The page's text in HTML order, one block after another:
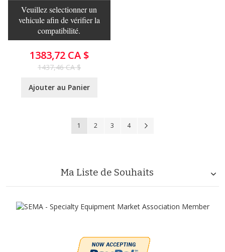
Veuillez selectionner un
vehicule afin de vérifier la
compatibilité.
1383,72 CA $
1437,46 CA $
Ajouter au Panier
Page
Vous lisez actuellement la page
1 Page
2 Page
3 Page
4
Ma Liste de Souhaits